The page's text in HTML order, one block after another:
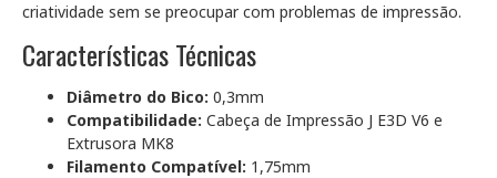
criatividade sem se preocupar com problemas de impressão.
Características Técnicas
Diâmetro do Bico: 0,3mm
Compatibilidade: Cabeça de Impressão J E3D V6 e
Extrusora MK8
Filamento Compatível: 1,75mm